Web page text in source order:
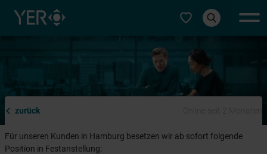
Typ auswählen
zurück
Für unseren Kunden in Hamburg besetzen wir ab sofort folgende
Position in Festanstellung: